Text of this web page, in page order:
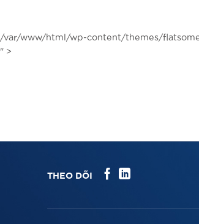
nội
dung
/var/www/html/wp-content/themes/
" >
THEO DÕI